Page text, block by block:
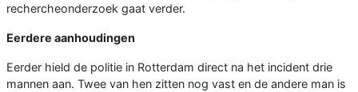
rechercheonderzoek gaat verder.
Eerdere aanhoudingen
Eerder hield de politie in Rotterdam direct na het incident drie
mannen aan. Twee van hen zitten nog vast en de andere man is